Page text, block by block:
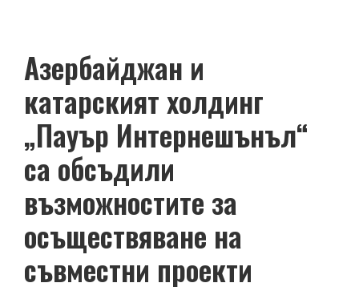
Азербайджан и
катарският холдинг
„Пауър Интернешънъл“
са обсъдили
възможностите за
осъществяване на
съвместни проекти